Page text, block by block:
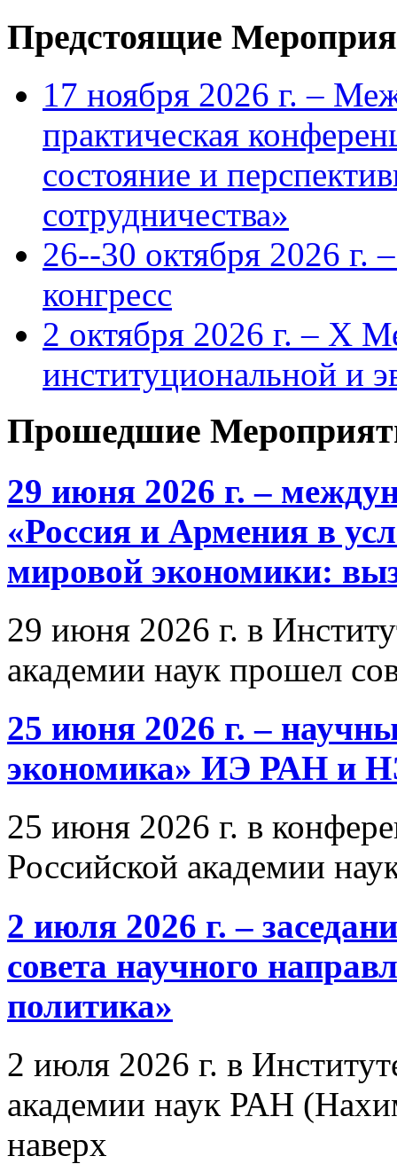
Предстоящие
17 ноября 2026 г. –
практическая
состояние и
сотрудничества»
26--30 октября 2026 г.
конгресс
2 октября 2026 г. – X
институциональной и
Прошедшие
29 июня 2026 г. –
«Россия и Армения в
мировой экономики:
29 июня 2026 г. в
академии наук прошел
25 июня 2026 г. –
экономика» ИЭ РАН и
25 июня 2026 г. в
Российской академии
2 июля 2026 г. –
совета научного
политика»
2 июля 2026 г. в
академии наук РАН
наверх